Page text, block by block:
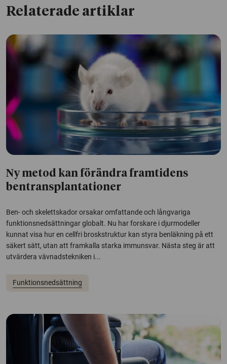
Relaterade artiklar
Ny metod kan förändra framtidens
bentransplantationer
Ben- och skelettskador orsakar omfattande och långvariga
funktionsnedsättningar globalt. Nu har forskare i djurmodeller
kunnat visa hur en cellfri broskstruktur kan styra benläkning på ett
säkert sätt, utan att framkalla starka immunsvar. Nästa steg är att
utvärdera vävnadstekniken i...
Funktionsnedsättning